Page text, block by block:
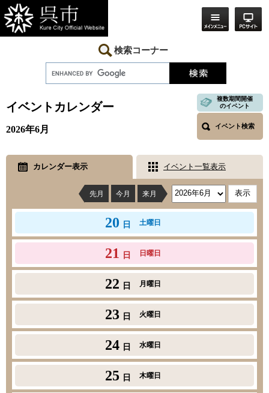
ー
ジ
の
ニ
ュ
ー
へ
検索コーナー
イベントカレンダー
複数期間開催
のイベント
イベント検索
2026年6月
カレンダー表示 イベント一覧表示
先月 今月 来月
20 日 土曜日
21 日 日曜日
22 日 月曜日
23 日 火曜日
24 日 水曜日
25 日 木曜日